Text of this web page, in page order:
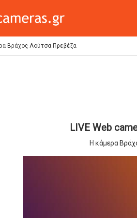
Βράχος-Λούτσα Πρεβέζα
LIVE Web
Η κάμερα